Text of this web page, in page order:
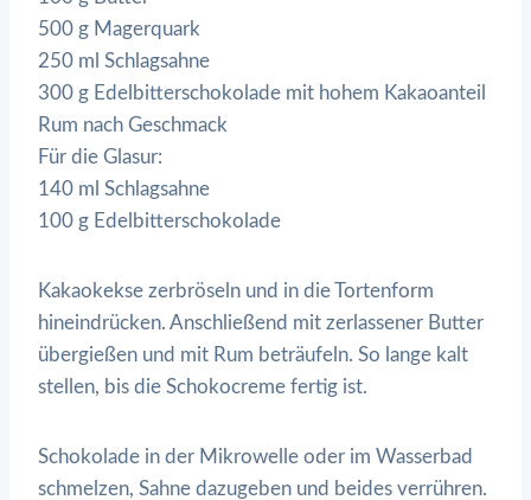
500 g Magerquark
250 ml Schlagsahne
300 g Edelbitterschokolade mit hohem Kakaoanteil
Rum nach Geschmack
Für die Glasur:
140 ml Schlagsahne
100 g Edelbitterschokolade
Kakaokekse zerbröseln und in die Tortenform
hineindrücken. Anschließend mit zerlassener Butter
übergießen und mit Rum beträufeln. So lange kalt
stellen, bis die Schokocreme fertig ist.
Schokolade in der Mikrowelle oder im Wasserbad
schmelzen, Sahne dazugeben und beides verrühren.